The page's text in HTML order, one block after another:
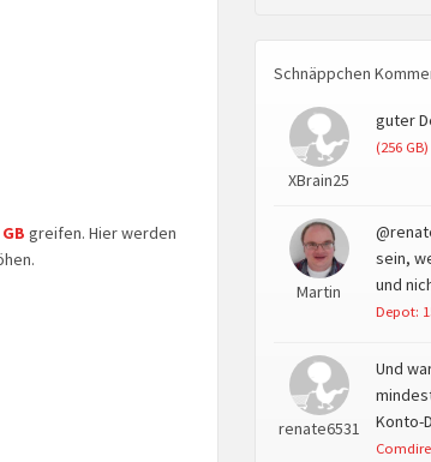
greifen. Hier werden
Schnäppchen
XBrain25
guter
(256
Martin
sein,
und
Depot:
renate6531
Und
Konto-